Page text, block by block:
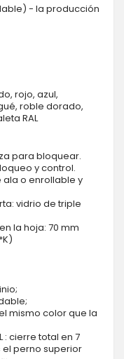
- la producción
rojo, azul,
roble dorado,
RAL
para bloquear.
y control.
ala o enrollable y
vidrio de triple
la hoja: 70 mm
mismo color que la
: cierre total en 7
el perno superior